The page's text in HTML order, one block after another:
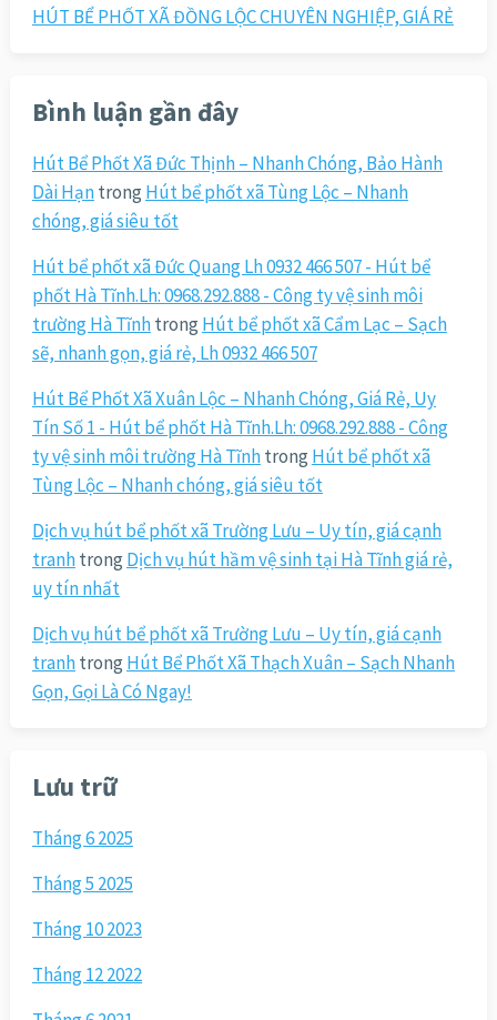
HÚT BỂ PHỐT XÃ ĐỒNG LỘC CHUYÊN NGHIỆP, GIÁ RẺ
Bình luận gần đây
Hút Bể Phốt Xã Đức Thịnh – Nhanh Chóng, Bảo Hành
Dài Hạntrong Hút bể phốt xã Tùng Lộc – Nhanh
chóng, giá siêu tốt
Hút bể phốt xã Đức Quang Lh 0932 466 507 - Hút bể
phốt Hà Tĩnh.Lh: 0968.292.888 - Công ty vệ sinh môi
trường Hà Tĩnhtrong Hút bể phốt xã Cẩm Lạc – Sạch
sẽ, nhanh gọn, giá rẻ, Lh 0932 466 507
Hút Bể Phốt Xã Xuân Lộc – Nhanh Chóng, Giá Rẻ, Uy
Tín Số 1 - Hút bể phốt Hà Tĩnh.Lh: 0968.292.888 - Công
ty vệ sinh môi trường Hà Tĩnhtrong Hút bể phốt xã
Tùng Lộc – Nhanh chóng, giá siêu tốt
Dịch vụ hút bể phốt xã Trường Lưu – Uy tín, giá cạnh
tranhtrong Dịch vụ hút hầm vệ sinh tại Hà Tĩnh giá rẻ,
uy tín nhất
Dịch vụ hút bể phốt xã Trường Lưu – Uy tín, giá cạnh
tranhtrong Hút Bể Phốt Xã Thạch Xuân – Sạch Nhanh
Gọn, Gọi Là Có Ngay!
Lưu trữ
Tháng 6 2025
Tháng 5 2025
Tháng 10 2023
Tháng 12 2022